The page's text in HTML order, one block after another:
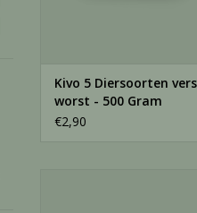
Kivo 5 Diersoorten
worst - 500 Gram
€2,90